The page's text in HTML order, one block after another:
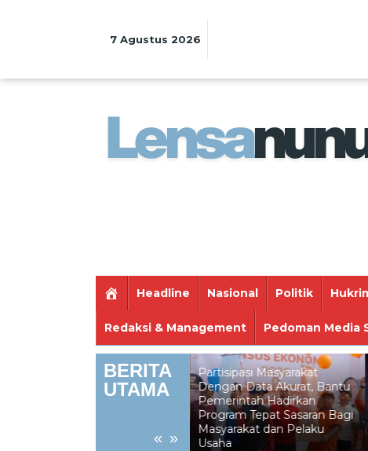
7 Agustus 2026
Headline Nasional Politik
Redaksi & Management Pedoman Media
BERITA
UTAMA
« »
Partisipasi Masyarakat
Dengan Data Akurat, Bantu
Pemerintah Hadirkan
Program Tepat Sasaran Bagi
Masyarakat dan Pelaku
Usaha